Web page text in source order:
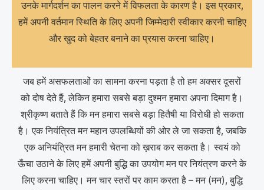
उनके मार्गदर्शन का पालन करने में विफलता के कारण है। इस प्रकार,
हमें अपनी वर्तमान स्थिति के लिए अपनी जिम्मेदारी स्वीकार करनी चाहिए
और खुद को बेहतर बनाने का प्रयास करना चाहिए।
जब हमें असफलताओं का सामना करना पड़ता है तो हम अक्सर दूसरों
को दोष देते हैं, लेकिन हमारा सबसे बड़ा दुश्मन हमारा अपना दिमाग है।
श्रीकृष्ण बताते हैं कि मन हमारा सबसे बड़ा हितैषी या विरोधी हो सकता
है। एक नियंत्रित मन महान उपलब्धियों की ओर ले जा सकता है, जबकि
एक अनियंत्रित मन हमारी चेतना को ख़राब कर सकता है। स्वयं को
ऊँचा उठाने के लिए हमें अपनी बुद्धि का उपयोग मन पर नियंत्रण करने के
लिए करना चाहिए। मन चार स्तरों पर काम करता है – मन (मन), बुद्धि